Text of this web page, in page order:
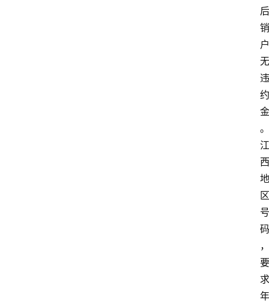
后
销
户
无
违
约
金
。
江
西
地
区
号
码
，
要
求
年